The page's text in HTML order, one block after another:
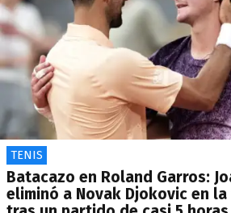
TENIS
Batacazo en Roland Garros:
eliminó a Novak Djokovic en